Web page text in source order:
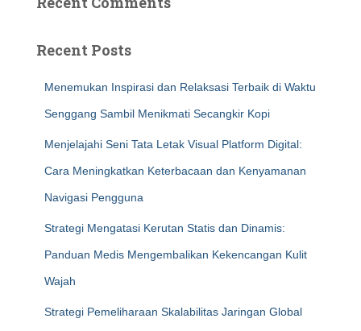
Recent Posts
Menemukan Inspirasi dan Relaksasi Terbaik di Waktu
Senggang Sambil Menikmati Secangkir Kopi
Menjelajahi Seni Tata Letak Visual Platform Digital:
Cara Meningkatkan Keterbacaan dan Kenyamanan
Navigasi Pengguna
Strategi Mengatasi Kerutan Statis dan Dinamis:
Panduan Medis Mengembalikan Kekencangan Kulit
Wajah
Strategi Pemeliharaan Skalabilitas Jaringan Global